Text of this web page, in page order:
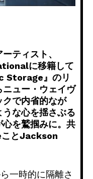
ティスト、
に移籍して
Storage』のリ
ュー・ ウェイヴ
クで内省的なが
な心を揺さぶる
心を鷲掴みに。共
ことJackson
一時的に隔離さ